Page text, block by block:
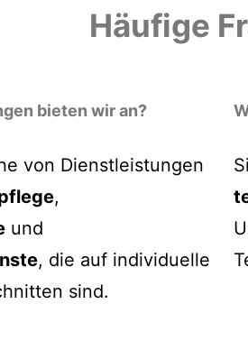
Häufige
bieten wir an?
von Dienstleistungen
,
und
, die auf individuelle
sind.